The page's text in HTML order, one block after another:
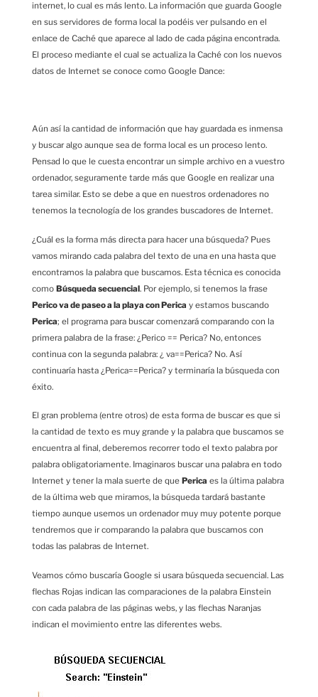
internet, lo cual es más lento. La información que guarda Google
en sus servidores de forma local la podéis ver pulsando en el
enlace de Caché que aparece al lado de cada página encontrada.
El proceso mediante el cual se actualiza la Caché con los nuevos
datos de Internet se conoce como Google Dance:
Aún así la cantidad de información que hay guardada es inmensa
y buscar algo aunque sea de forma local es un proceso lento.
Pensad lo que le cuesta encontrar un simple archivo en a vuestro
ordenador, seguramente tarde más que Google en realizar una
tarea similar. Esto se debe a que en nuestros ordenadores no
tenemos la tecnología de los grandes buscadores de Internet.
¿Cuál es la forma más directa para hacer una búsqueda? Pues
vamos mirando cada palabra del texto de una en una hasta que
encontramos la palabra que buscamos. Esta técnica es conocida
como Búsqueda secuencial. Por ejemplo, si tenemos la frase
Perico va de paseo a la playa con Perica y estamos buscando
Perica; el programa para buscar comenzará comparando con la
primera palabra de la frase: ¿Perico == Perica? No, entonces
continua con la segunda palabra: ¿ va==Perica? No. Así
continuaría hasta ¿Perica==Perica? y terminaría la búsqueda con
éxito.
El gran problema (entre otros) de esta forma de buscar es que si
la cantidad de texto es muy grande y la palabra que buscamos se
encuentra al final, deberemos recorrer todo el texto palabra por
palabra obligatoriamente. Imaginaros buscar una palabra en todo
Internet y tener la mala suerte de que Perica es la última palabra
de la última web que miramos, la búsqueda tardará bastante
tiempo aunque usemos un ordenador muy muy potente porque
tendremos que ir comparando la palabra que buscamos con
todas las palabras de Internet.
Veamos cómo buscaría Google si usara búsqueda secuencial. Las
flechas Rojas indican las comparaciones de la palabra Einstein
con cada palabra de las páginas webs, y las flechas Naranjas
indican el movimiento entre las diferentes webs.